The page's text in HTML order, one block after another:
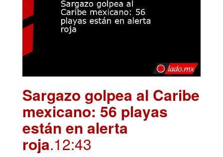
Sargazo golpea al Caribe
mexicano: 56 playas
están en alerta
roja.12:43